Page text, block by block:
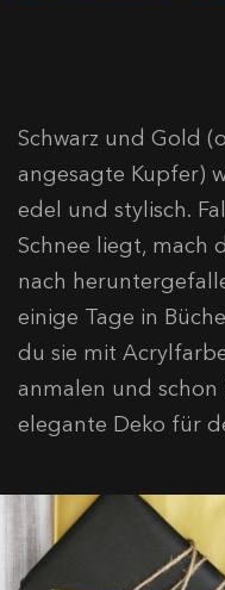
Schwarz und Gold
angesagte Kupfer)
edel und stylisch.
Schnee liegt, mach
nach
einige Tage in
du sie mit
anmalen und schon
elegante Deko für